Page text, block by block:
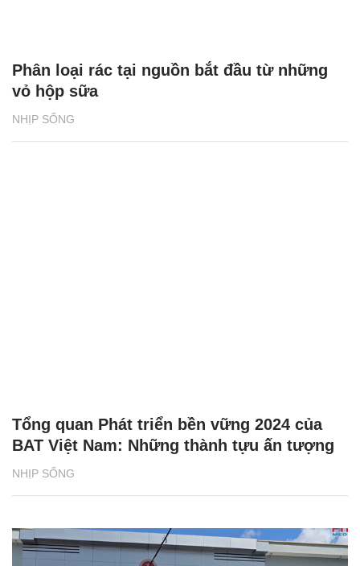
NHỊP SỐNG
Phân loại rác tại nguồn bắt đầu từ những
vỏ hộp sữa
NHỊP SỐNG
Tổng quan Phát triển bền vững 2024 của
BAT Việt Nam: Những thành tựu ấn tượng